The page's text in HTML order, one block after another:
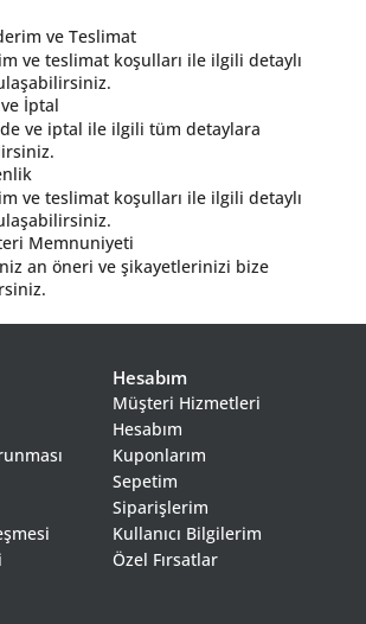
ve Teslimat
ve teslimat koşulları ile ilgili detaylı
İptal
ve iptal ile ilgili tüm detaylara
ve teslimat koşulları ile ilgili detaylı
Memnuniyeti
an öneri ve şikayetlerinizi bize
Hesabım
Müşteri Hizmetleri
Hesabım
Kuponlarım
Sepetim
Siparişlerim
Kullanıcı Bilgilerim
Özel Fırsatlar